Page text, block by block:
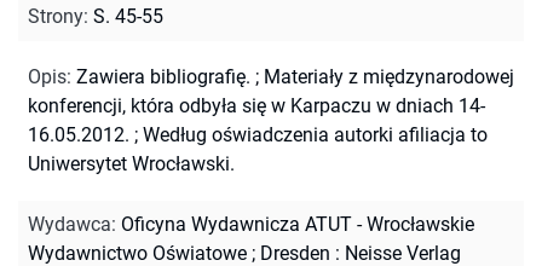
Strony: S. 45-55
Opis: Zawiera bibliografię. ; Materiały z międzynarodowej
konferencji, która odbyła się w Karpaczu w dniach 14-
16.05.2012. ; Według oświadczenia autorki afiliacja to
Uniwersytet Wrocławski.
Wydawca: Oficyna Wydawnicza ATUT - Wrocławskie
Wydawnictwo Oświatowe ; Dresden : Neisse Verlag